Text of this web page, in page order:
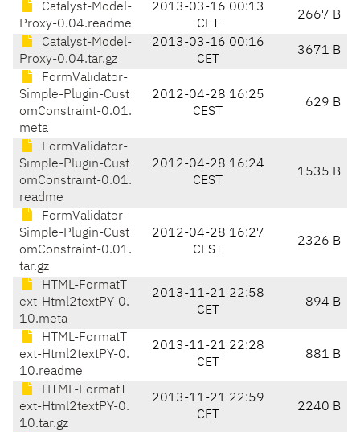
Catalyst-Model-
Proxy-0.04.readme
2013-03-16 00:13
CET
2667 B
Catalyst-Model-
Proxy-0.04.tar.gz
2013-03-16 00:16
CET
3671 B
FormValidator-
Simple-Plugin-Cust
omConstraint-0.01.
meta
2012-04-28 16:25
CEST
629 B
FormValidator-
Simple-Plugin-Cust
omConstraint-0.01.
readme
2012-04-28 16:24
CEST
1535 B
FormValidator-
Simple-Plugin-Cust
omConstraint-0.01.
tar.gz
2012-04-28 16:27
CEST
2326 B
HTML-FormatT
ext-Html2textPY-0.
10.meta
2013-11-21 22:58
CET
894 B
HTML-FormatT
ext-Html2textPY-0.
10.readme
2013-11-21 22:28
CET
881 B
HTML-FormatT
ext-Html2textPY-0.
10.tar.gz
2013-11-21 22:59
CET
2240 B